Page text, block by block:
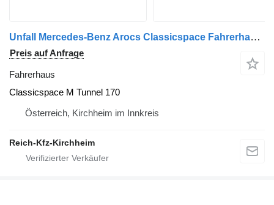
Unfall Mercedes-Benz Arocs Classicspace Fahrerhaus für Mercedes-Benz Arocs 4151 LKW
Preis auf Anfrage
Fahrerhaus
Classicspace M Tunnel 170
Österreich, Kirchheim im Innkreis
Reich-Kfz-Kirchheim